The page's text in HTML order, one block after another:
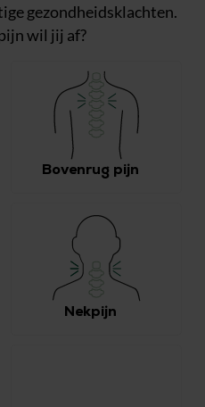
gezondheidsklachten.
wil jij af?
Bovenrug pijn
Nekpijn